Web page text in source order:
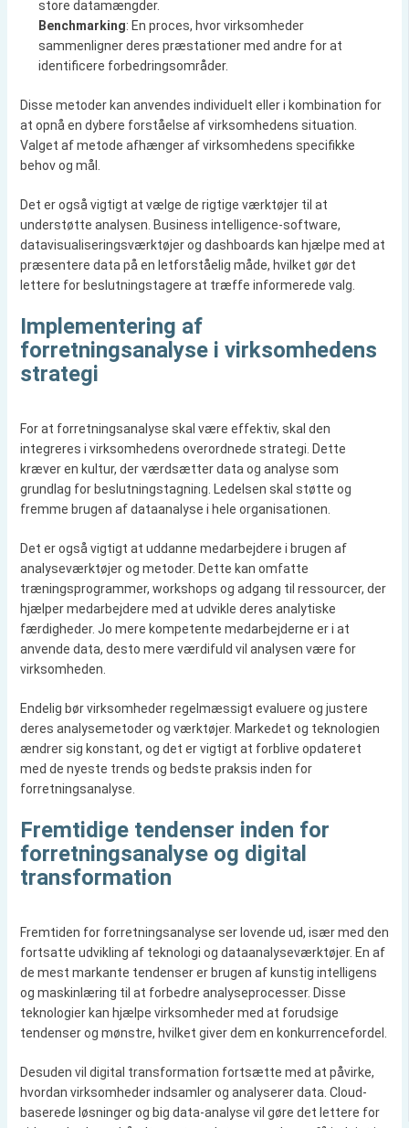
store datamængder.
Benchmarking: En proces, hvor virksomheder
sammenligner deres præstationer med andre for at
identificere forbedringsområder.
Disse metoder kan anvendes individuelt eller i kombination for
at opnå en dybere forståelse af virksomhedens situation.
Valget af metode afhænger af virksomhedens specifikke
behov og mål.
Det er også vigtigt at vælge de rigtige værktøjer til at
understøtte analysen. Business intelligence-software,
datavisualiseringsværktøjer og dashboards kan hjælpe med at
præsentere data på en letforståelig måde, hvilket gør det
lettere for beslutningstagere at træffe informerede valg.
Implementering af
forretningsanalyse i virksomhedens
strategi
For at forretningsanalyse skal være effektiv, skal den
integreres i virksomhedens overordnede strategi. Dette
kræver en kultur, der værdsætter data og analyse som
grundlag for beslutningstagning. Ledelsen skal støtte og
fremme brugen af dataanalyse i hele organisationen.
Det er også vigtigt at uddanne medarbejdere i brugen af
analyseværktøjer og metoder. Dette kan omfatte
træningsprogrammer, workshops og adgang til ressourcer, der
hjælper medarbejdere med at udvikle deres analytiske
færdigheder. Jo mere kompetente medarbejderne er i at
anvende data, desto mere værdifuld vil analysen være for
virksomheden.
Endelig bør virksomheder regelmæssigt evaluere og justere
deres analysemetoder og værktøjer. Markedet og teknologien
ændrer sig konstant, og det er vigtigt at forblive opdateret
med de nyeste trends og bedste praksis inden for
forretningsanalyse.
Fremtidige tendenser inden for
forretningsanalyse og digital
transformation
Fremtiden for forretningsanalyse ser lovende ud, især med den
fortsatte udvikling af teknologi og dataanalyseværktøjer. En af
de mest markante tendenser er brugen af kunstig intelligens
og maskinlæring til at forbedre analyseprocesser. Disse
teknologier kan hjælpe virksomheder med at forudsige
tendenser og mønstre, hvilket giver dem en konkurrencefordel.
Desuden vil digital transformation fortsætte med at påvirke,
hvordan virksomheder indsamler og analyserer data. Cloud-
baserede løsninger og big data-analyse vil gøre det lettere for